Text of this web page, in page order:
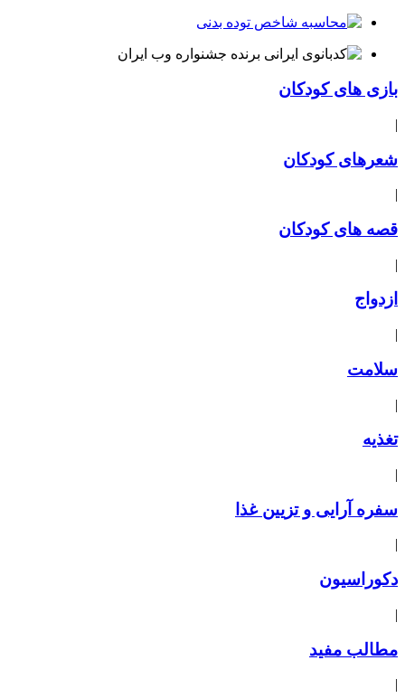
بازی های کودکان
|
شعرهای کودکان
|
قصه های کودکان
|
ازدواج
|
سلامت
|
تغذیه
|
سفره آرایی و تزیین غذا
|
دکوراسیون
|
مطالب مفید
|